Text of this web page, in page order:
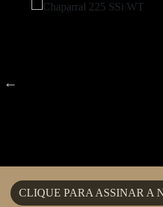
CLIQUE PARA ASSINAR A